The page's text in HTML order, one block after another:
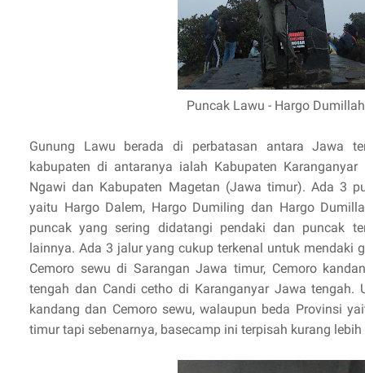
Puncak Lawu - Hargo Dumillah
Gunung Lawu berada di perbatasan antara Jawa
kabupaten di antaranya ialah Kabupaten
Ngawi dan Kabupaten Magetan (Jawa timur). Ada 3
yaitu Hargo Dalem, Hargo Dumiling dan Hargo
puncak yang sering didatangi pendaki dan puncak
lainnya. Ada 3 jalur yang cukup terkenal untuk mendaki
Cemoro sewu di Sarangan Jawa timur, Cemoro
tengah dan Candi cetho di Karanganyar Jawa tengah.
kandang dan Cemoro sewu, walaupun beda Provinsi
timur tapi sebenarnya, basecamp ini terpisah kurang